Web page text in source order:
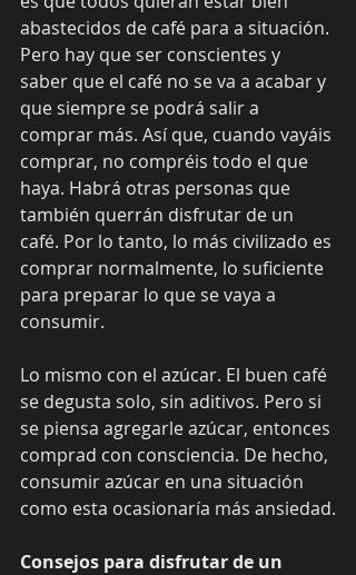
abastecidos de café para a situación.
Pero hay que ser conscientes y
saber que el café no se va a acabar y
que siempre se podrá salir a
comprar más. Así que, cuando vayáis
comprar, no compréis todo el que
haya. Habrá otras personas que
también querrán disfrutar de un
café. Por lo tanto, lo más civilizado es
comprar normalmente, lo suficiente
para preparar lo que se vaya a
consumir.
Lo mismo con el azúcar. El buen café
se degusta solo, sin aditivos. Pero si
se piensa agregarle azúcar, entonces
comprad con consciencia. De hecho,
consumir azúcar en una situación
como esta ocasionaría más ansiedad.
Consejos para disfrutar de un